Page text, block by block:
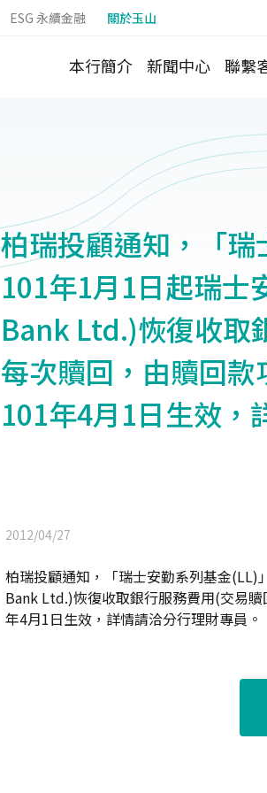
ESG 永續金融 關於玉山
本行簡介 新聞中心 聯繫
柏瑞投顧通知，「
101年1月1日起瑞
Bank Ltd.)恢復收取
每次贖回，由贖回
101年4月1日生效，
2012/04/27
柏瑞投顧通知，「瑞士安勤系列基金
Bank Ltd.)恢復收取銀行服務費用(交易
年4月1日生效，詳情請洽分行理財專員。